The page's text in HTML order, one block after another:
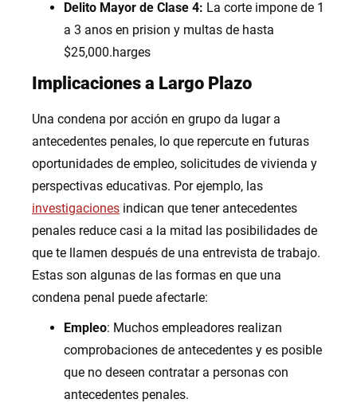
Delito Mayor de Clase 4: La corte impone de 1
a 3 anos en prision y multas de hasta
$25,000.harges
Implicaciones a Largo Plazo
Una condena por acción en grupo da lugar a
antecedentes penales, lo que repercute en futuras
oportunidades de empleo, solicitudes de vivienda y
perspectivas educativas. Por ejemplo, las
investigaciones indican que tener antecedentes
penales reduce casi a la mitad las posibilidades de
que te llamen después de una entrevista de trabajo.
Estas son algunas de las formas en que una
condena penal puede afectarle:
Empleo: Muchos empleadores realizan
comprobaciones de antecedentes y es posible
que no deseen contratar a personas con
antecedentes penales.